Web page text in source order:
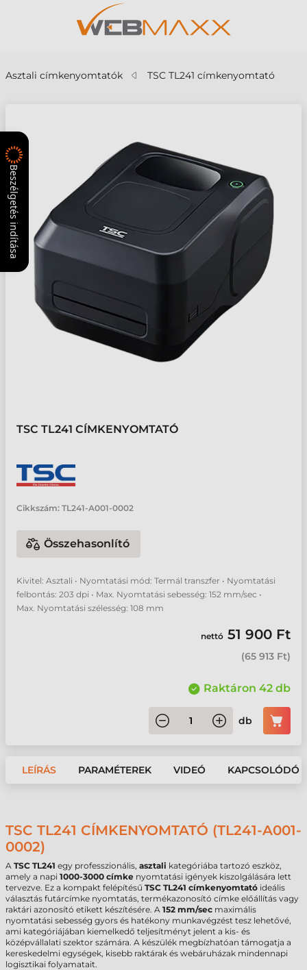
Asztali címkenyomtatók TSC TL241 címkenyomtató
TSC TL241 CÍMKENYOMTATÓ
Cikkszám: TL241-A001-0002
Összehasonlító
Kivitel: Asztali • Nyomtatási mód: Termál transzfer • Nyomtatási
felbontás: 203 dpi • Max. Nyomtatási sebesség: 152 mm/sec •
Max. Nyomtatási szélesség: 108 mm
nettó 51 900 Ft
(65 913 Ft)
Raktáron 42 db
db
LEÍRÁS PARAMÉTEREK VIDEÓ KAPCSOLÓDÓ
TSC TL241 CÍMKENYOMTATÓ (TL241-A001-
0002)
A TSC TL241 egy professzionális, asztali kategóriába tartozó eszköz,
amely a napi 1000-3000 címke nyomtatási igények kiszolgálására lett
tervezve. Ez a kompakt felépítésű TSC TL241 címkenyomtató ideális
választás futárcímke nyomtatás, termékazonosító címke előállítás vagy
raktári azonosító etikett készítésére. A 152 mm/sec maximális
nyomtatási sebesség gyors és hatékony munkavégzést tesz lehetővé,
ami kategóriájában kiemelkedő teljesítményt jelent a kis- és
középvállalati szektor számára. A készülék megbízhatóan támogatja a
kereskedelmi egységek, kisebb raktárak és webáruházak mindennapi
logisztikai folyamatait.
Beszélgetés indítása